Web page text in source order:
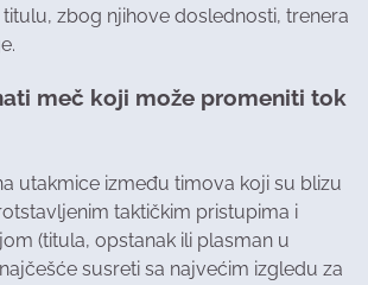
zbog njihove doslednosti, trenera
meč koji može promeniti tok
utakmice između timova koji su blizu
taktičkim pristupima i
(titula, opstanak ili plasman u
susreti sa najvećim izgledu za